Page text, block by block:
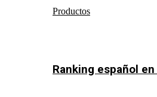
Productos
Ranking español